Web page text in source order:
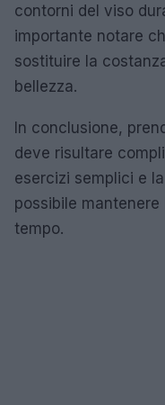
contorni del viso
importante notare
sostituire la
bellezza.
In conclusione,
deve risultare
esercizi semplici e
possibile
tempo.